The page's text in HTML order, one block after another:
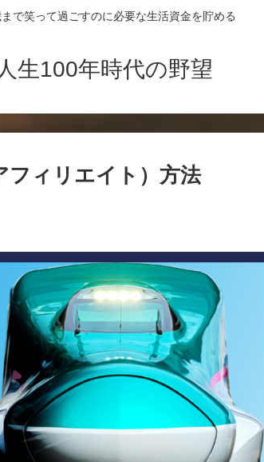
で笑って過ごすのに必要な生活資金を貯める
人生100年時代の野望
ィリエイト）方法